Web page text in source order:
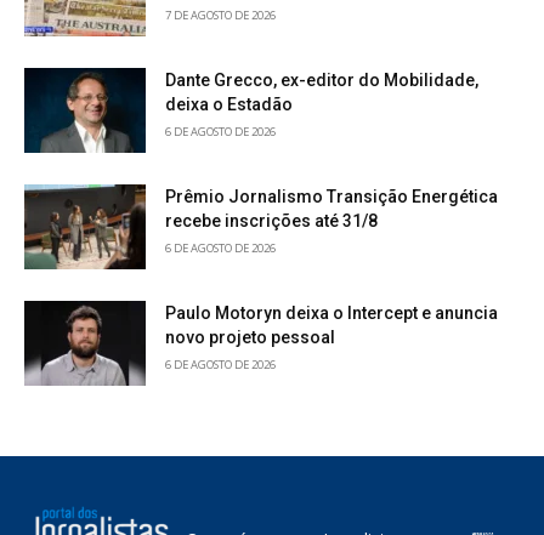
7 DE AGOSTO DE 2026
Dante Grecco, ex-editor do Mobilidade,
deixa o Estadão
6 DE AGOSTO DE 2026
Prêmio Jornalismo Transição Energética
recebe inscrições até 31/8
6 DE AGOSTO DE 2026
Paulo Motoryn deixa o Intercept e anuncia
novo projeto pessoal
6 DE AGOSTO DE 2026